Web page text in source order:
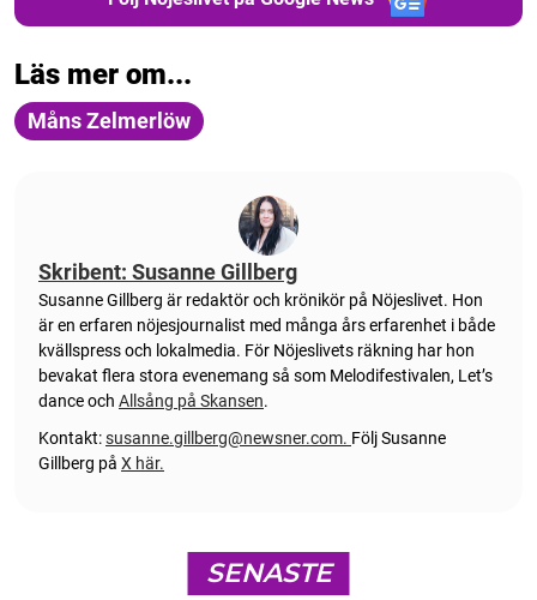
Läs mer om...
Måns Zelmerlöw
Skribent: Susanne Gillberg
Susanne Gillberg är redaktör och krönikör på Nöjeslivet. Hon
är en erfaren nöjesjournalist med många års erfarenhet i både
kvällspress och lokalmedia. För Nöjeslivets räkning har hon
bevakat flera stora evenemang så som Melodifestivalen, Let’s
dance och Allsång på Skansen.
Kontakt:susanne.gillberg@newsner.com. Följ Susanne
Gillberg på X här.
SENASTE